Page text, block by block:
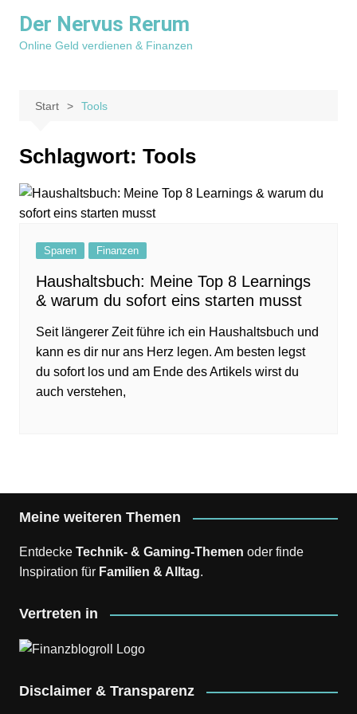
Inhalt
springen
Der Nervus Rerum
Online Geld verdienen & Finanzen
Start Tools
Schlagwort: Tools
Sparen Finanzen
Haushaltsbuch: Meine Top 8 Learnings
& warum du sofort eins starten musst
Seit längerer Zeit führe ich ein Haushaltsbuch und
kann es dir nur ans Herz legen. Am besten legst
du sofort los und am Ende des Artikels wirst du
auch verstehen,
Meine weiteren Themen
Entdecke Technik- & Gaming-Themen oder finde
Inspiration für Familien & Alltag.
Vertreten in
Disclaimer & Transparenz